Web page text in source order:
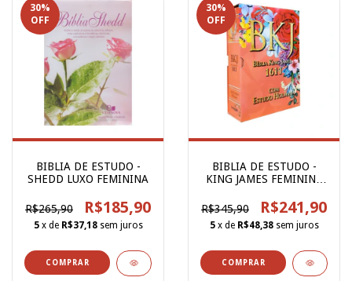
30%
OFF
BIBLIA DE ESTUDO -
SHEDD LUXO FEMININA
R$265,90 R$185,90
5 x de R$37,18 sem juros
30%
OFF
BIBLIA DE ESTUDO -
KING JAMES FEMININA
R$345,90
R$241,90
5 x de R$48,38 sem juros